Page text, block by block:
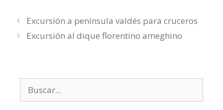
Excursión a península valdés para cruceros
Excursión al dique florentino ameghino